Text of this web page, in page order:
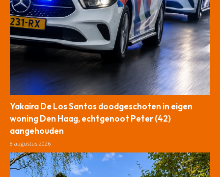
Yakaira De Los Santos doodgeschoten in eigen
woning Den Haag, echtgenoot Peter (42)
aangehouden
8 augustus 2026